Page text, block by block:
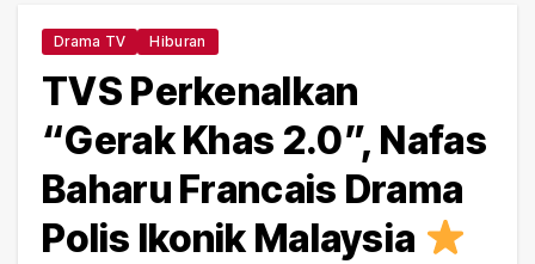
Drama TV Hiburan
TVS Perkenalkan
“Gerak Khas 2.0”, Nafas
Baharu Francais Drama
Polis Ikonik Malaysia